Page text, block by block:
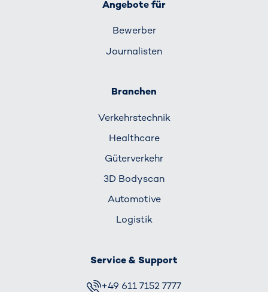
Angebote für
Bewerber
Journalisten
Branchen
Verkehrs­technik
Healthcare
Güterverkehr
3D Bodyscan
Automotive
Logistik
Service & Support
+49 611 7152 7777